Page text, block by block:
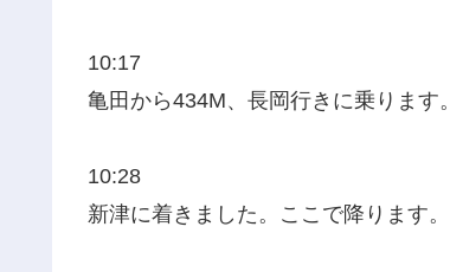
10:17
亀田から434M、長岡行きに乗ります。
10:28
新津に着きました。ここで降ります。